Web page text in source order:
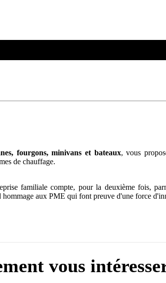
fourgons, minivans et bateaux, vous
de chauffage.
familiale compte, pour la deuxième fois,
aux PME qui font preuve d'une force
vous